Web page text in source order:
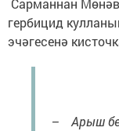
Сарманнан
гербицид
эчәгесенә
– Арыш